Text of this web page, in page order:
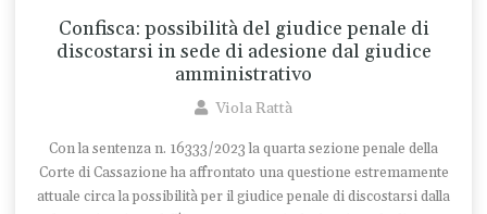
Confisca: possibilità del giudice penale di
discostarsi in sede di adesione dal giudice
amministrativo
Viola Rattà
Con la sentenza n. 16333/2023 la quarta sezione penale della
Corte di Cassazione ha affrontato una questione estremamente
attuale circa la possibilità per il giudice penale di discostarsi dalla